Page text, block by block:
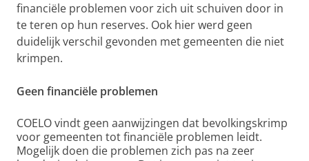
financiële problemen voor zich uit schuiven door in
te teren op hun reserves. Ook hier werd geen
duidelijk verschil gevonden met gemeenten die niet
krimpen.
Geen financiële problemen
COELO vindt geen aanwijzingen dat bevolkingskrimp
voor gemeenten tot financiële problemen leidt.
Mogelijk doen die problemen zich pas na zeer